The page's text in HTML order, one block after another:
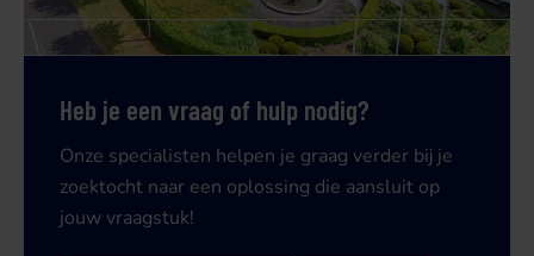
Heb je een vraag of hulp nodig?
Onze specialisten helpen je graag verder bij je
zoektocht naar een oplossing die aansluit op
jouw vraagstuk!